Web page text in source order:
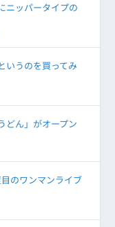
ニッパータイプの
いうのを買ってみ
どん」がオープン
のワンマンライブ